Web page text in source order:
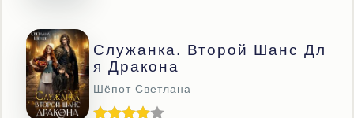
Служанка. Второй Шанс Дл
Я Дракона
Шёпот Светлана